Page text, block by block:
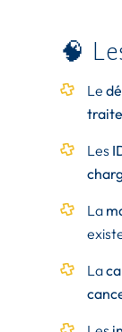
🧠
Le
Les
La
La